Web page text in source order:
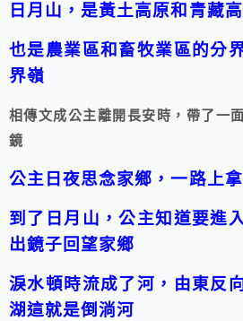
日月山，是黃土高原和青藏
也是農業區和畜牧業區的分
界嶺
相傳文成公主離開長安時，帶了一
鏡
公主日夜思念家鄉，一路上
到了日月山，公主知道要進
出鏡子回望家鄉
淚水頓時流成了河，由東反
湖這就是倒淌河